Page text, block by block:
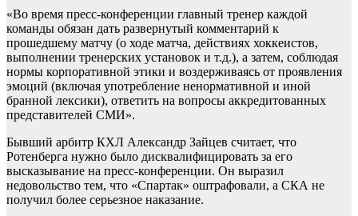
«Во время пресс-конференции главный тренер каждой
команды обязан дать развернутый комментарий к
прошедшему матчу (о ходе матча, действиях хоккеистов,
выполнении тренерских установок и т.д.), а затем, соблюдая
нормы корпоративной этики и воздерживаясь от проявления
эмоций (включая употребление ненормативной и иной
бранной лексики), ответить на вопросы аккредитованных
представителей СМИ».
Бывший арбитр КХЛ Александр Зайцев считает, что
Ротенберга нужно было дисквалифицировать за его
высказывание на пресс-конференции. Он выразил
недовольство тем, что «Спартак» оштрафовали, а СКА не
получил более серьезное наказание.